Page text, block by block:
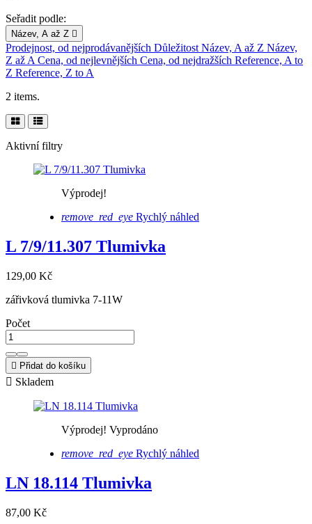
Seřadit podle:
Název, A až Z 
Prodejnost, od nejprodávanějších Důležitost Název, A až Z Název,
Z až A Cena, od nejlevnějších Cena, od nejdražších Reference, A to
Z Reference, Z to A
2 items.
Aktivní filtry
Výprodej!
remove_red_eye Rychlý náhled
L 7/9/11.307 Tlumivka
129,00 Kč
zářivková tlumivka 7-11W
Počet
 Přidat do košíku
 Skladem
Výprodej! Vyprodáno
remove_red_eye Rychlý náhled
LN 18.114 Tlumivka
87,00 Kč